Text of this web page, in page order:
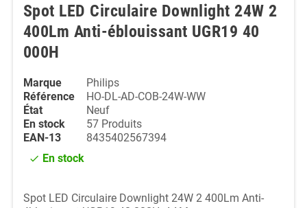
Spot LED Circulaire Downlight 24W 2
400Lm Anti-éblouissant UGR19 40
000H
Marque
Philips
Référence
HO-DL-AD-COB-24W-WW
État
Neuf
En stock
57 Produits
EAN-13
8435402567394
check En stock
Spot LED Circulaire Downlight 24W 2 400Lm Anti-